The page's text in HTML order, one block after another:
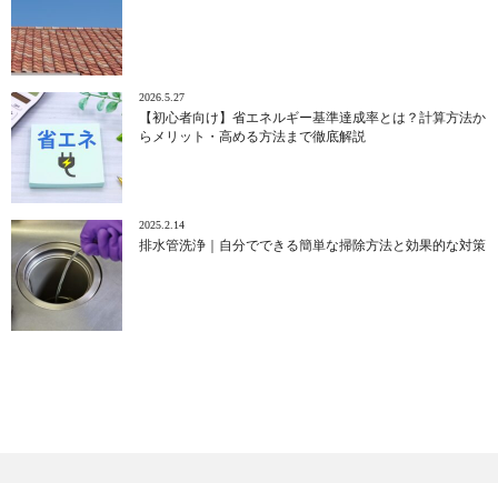
2026.5.27
【初心者向け】省エネルギー基準達成率とは？計算方法か
らメリット・高める方法まで徹底解説
2025.2.14
排水管洗浄｜自分でできる簡単な掃除方法と効果的な対策